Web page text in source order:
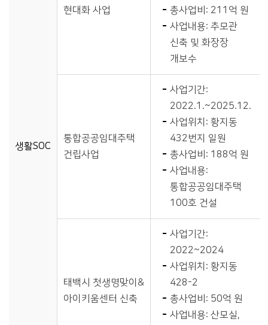
생활SOC
현대화 사업
총사업비: 211억 원
사업내용: 추모관
신축 및 화장장
개보수
통합공공임대주택
건립사업
사업기간:
2022.1.~2025.12.
사업위치: 황지동
432번지 일원
총사업비: 188억 원
사업내용:
통합공공임대주택
100호 건설
태백시 첫생명맞이&
아이키움센터 신축
사업기간:
2022~2024
사업위치: 황지동
428-2
총사업비: 50억 원
사업내용: 산모실,